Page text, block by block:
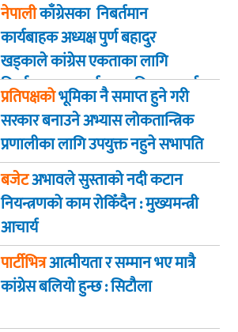
नेपालीकाँग्रेसका निबर्तमान
कार्यबाहक अध्यक्ष पुर्ण बहादुर
खड्काले कांग्रेस एकताका लागि
निर्णायक पहल गर्न सभापति थापालाई
आग्रह
प्रतिपक्षकोभूमिका नै समाप्त हुने गरी
सरकार बनाउने अभ्यास लोकतान्त्रिक
प्रणालीका लागि उपयुक्त नहुने सभापति
गगन कुमार थापा
बजेटअभावले सुस्ताको नदी कटान
नियन्त्रणको काम रोकिँदैन : मुख्यमन्त्री
आचार्य
पार्टीभित्रआत्मीयता र सम्मान भए मात्रै
कांग्रेस बलियो हुन्छ : सिटौला